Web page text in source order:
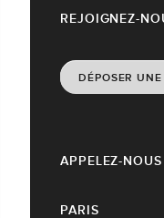
REJOIGNEZ-
DÉPOSER
APPELEZ-NOUS
PARIS